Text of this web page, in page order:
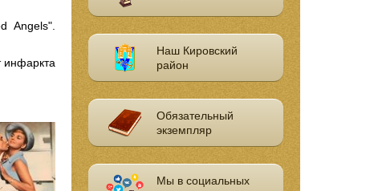
Angels".
инфаркта
Наш Кировский
район
Обязательный
экземпляр
Мы в социальных